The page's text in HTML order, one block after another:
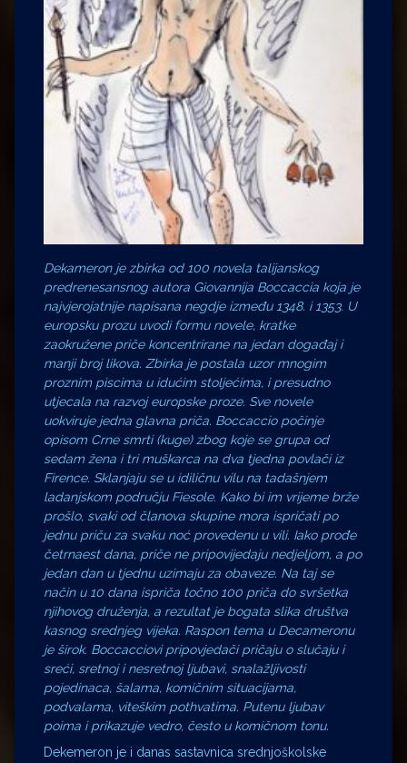
Dekameron je zbirka od 100 novela talijanskog
predrenesansnog autora Giovannija Boccaccia koja je
najvjerojatnije napisana negdje između 1348. i 1353. U
europsku prozu uvodi formu novele, kratke
zaokružene priče koncentrirane na jedan događaj i
manji broj likova. Zbirka je postala uzor mnogim
proznim piscima u idućim stoljećima, i presudno
utjecala na razvoj europske proze. Sve novele
uokviruje jedna glavna priča. Boccaccio počinje
opisom Crne smrti (kuge) zbog koje se grupa od
sedam žena i tri muškarca na dva tjedna povlači iz
Firence. Sklanjaju se u idiličnu vilu na tadašnjem
ladanjskom području Fiesole. Kako bi im vrijeme brže
prošlo, svaki od članova skupine mora ispričati po
jednu priču za svaku noć provedenu u vili. Iako prođe
četrnaest dana, priče ne pripovijedaju nedjeljom, a po
jedan dan u tjednu uzimaju za obaveze. Na taj se
način u 10 dana ispriča točno 100 priča do svršetka
njihovog druženja, a rezultat je bogata slika društva
kasnog srednjeg vijeka. Raspon tema u Decameronu
je širok. Boccacciovi pripovjedači pričaju o slučaju i
sreći, sretnoj i nesretnoj ljubavi, snalažljivosti
pojedinaca, šalama, komičnim situacijama,
podvalama, viteškim pothvatima. Putenu ljubav
poima i prikazuje vedro, često u komičnom tonu.
Dekemeron je i danas sastavnica srednjoškolske